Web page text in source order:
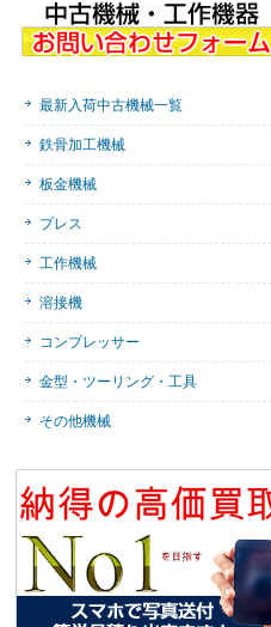
最新入荷中古機械一覧
鉄骨加工機械
板金機械
プレス
工作機械
溶接機
コンプレッサー
金型・ツーリング・工具
その他機械